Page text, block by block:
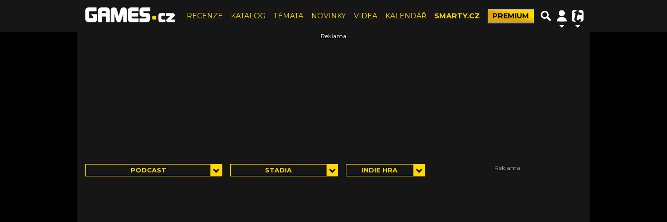
RECENZE KATALOG TÉMATA NOVINKY VIDEA KALENDÁŘ SMARTY.CZ PREMIUM
PODCAST STADIA INDIE HRA